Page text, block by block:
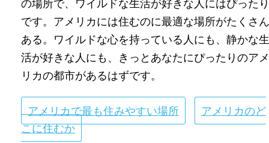
の場所で、ワイルドな生活が好きな人にはぴったり
です。アメリカには住むのに最適な場所がたくさん
ある。ワイルドな心を持っている人にも、静かな生
活が好きな人にも、きっとあなたにぴったりのアメ
リカの都市があるはずです。
アメリカで最も住みやすい場所
アメリカのど
こに住むか